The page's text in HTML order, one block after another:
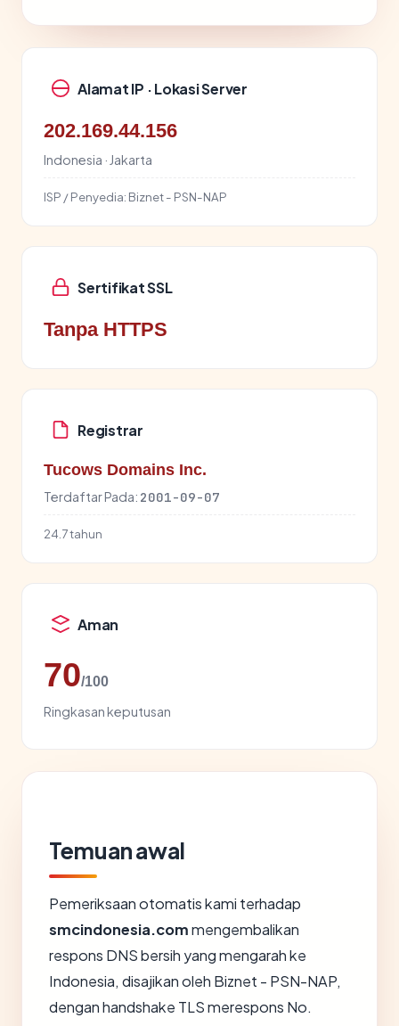
Alamat IP · Lokasi Server
202.169.44.156
Indonesia · Jakarta
ISP / Penyedia: Biznet - PSN-NAP
Sertifikat SSL
Tanpa HTTPS
Registrar
Tucows Domains Inc.
Terdaftar Pada: 2001-09-07
24.7 tahun
Aman
70/100
Ringkasan keputusan
Temuan awal
Pemeriksaan otomatis kami terhadap
smcindonesia.commengembalikan
respons DNS bersih yang mengarah ke
Indonesia, disajikan oleh Biznet - PSN-NAP,
dengan handshake TLS merespons No.